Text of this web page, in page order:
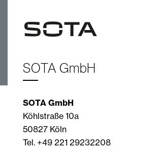
SOTA GmbH
SOTA GmbH
Köhlstraße 10a
50827 Köln
Tel. +49 221 29232208